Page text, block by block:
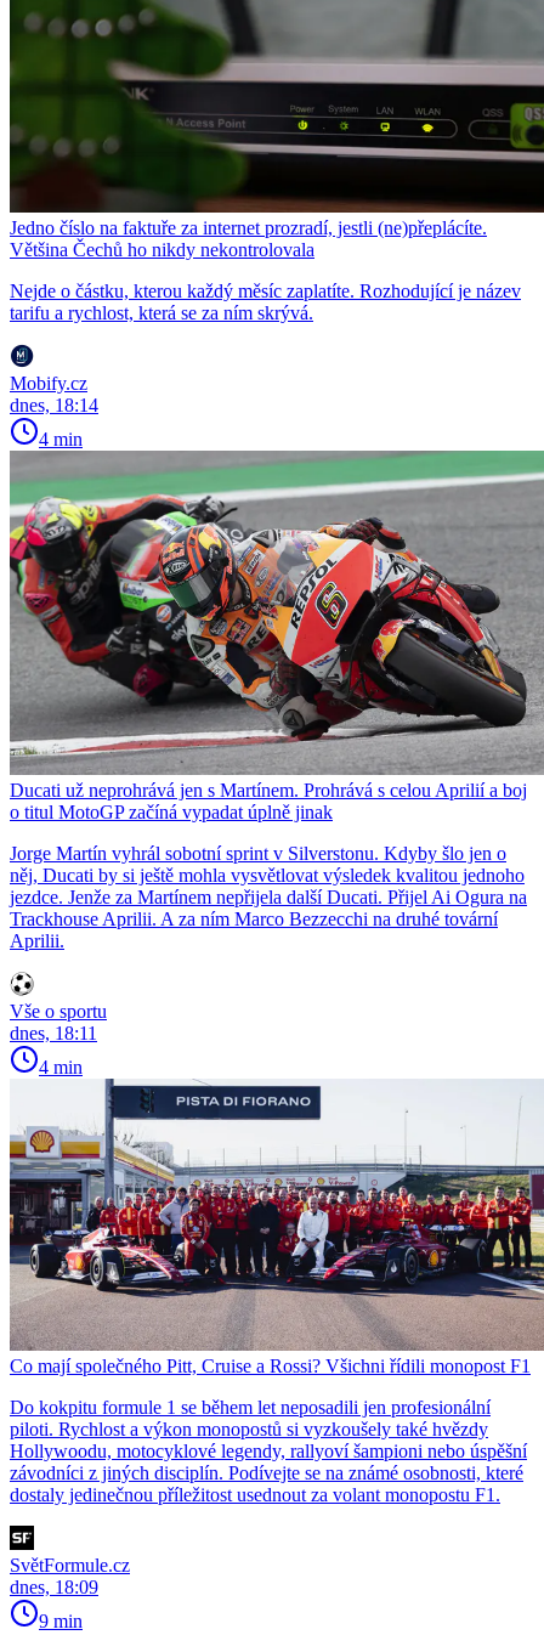
Jedno číslo na faktuře za internet prozradí, jestli (ne)přeplácíte.
Většina Čechů ho nikdy nekontrolovala
Nejde o částku, kterou každý měsíc zaplatíte. Rozhodující je název
tarifu a rychlost, která se za ním skrývá.
Mobify.cz
dnes, 18:14
4 min
Ducati už neprohrává jen s Martínem. Prohrává s celou Aprilií a boj
o titul MotoGP začíná vypadat úplně jinak
Jorge Martín vyhrál sobotní sprint v Silverstonu. Kdyby šlo jen o
něj, Ducati by si ještě mohla vysvětlovat výsledek kvalitou jednoho
jezdce. Jenže za Martínem nepřijela další Ducati. Přijel Ai Ogura na
Trackhouse Aprilii. A za ním Marco Bezzecchi na druhé tovární
Aprilii.
Vše o sportu
dnes, 18:11
4 min
Co mají společného Pitt, Cruise a Rossi? Všichni řídili monopost F1
Do kokpitu formule 1 se během let neposadili jen profesionální
piloti. Rychlost a výkon monopostů si vyzkoušely také hvězdy
Hollywoodu, motocyklové legendy, rallyoví šampioni nebo úspěšní
závodníci z jiných disciplín. Podívejte se na známé osobnosti, které
dostaly jedinečnou příležitost usednout za volant monopostu F1.
SvětFormule.cz
dnes, 18:09
9 min